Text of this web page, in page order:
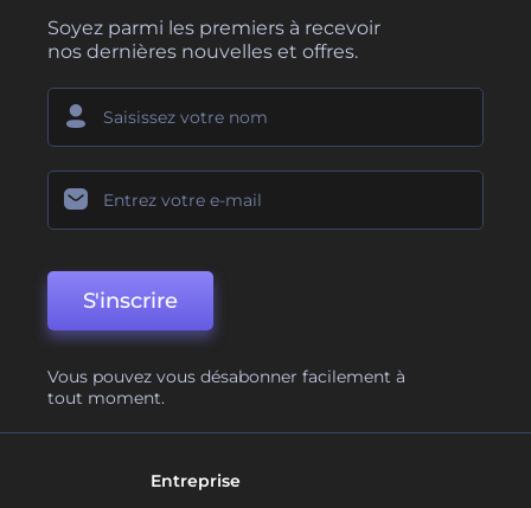
Soyez parmi les premiers à recevoir
nos dernières nouvelles et offres.
S'inscrire
Vous pouvez vous désabonner facilement à
tout moment.
Entreprise